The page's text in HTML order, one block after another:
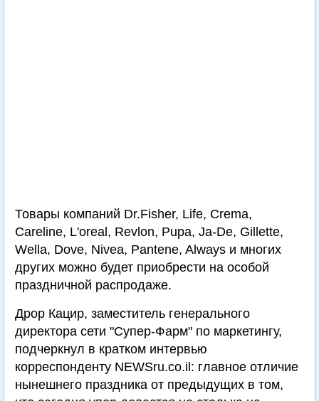
Товары компаний Dr.Fisher, Life, Crema,
Careline, L'oreal, Revlon, Pupa, Ja-De, Gillette,
Wella, Dove, Nivea, Pantene, Always и многих
других можно будет приобрести на особой
праздничной распродаже.
Дрор Кацир, заместитель генерального
директора сети "Супер-Фарм" по маркетингу,
подчеркнул в кратком интервью
корреспонденту NEWSru.co.il: главное отличие
нынешнего праздника от предыдущих в том,